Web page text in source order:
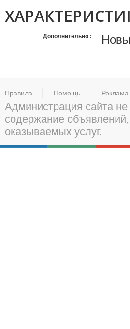
Дополнительно
Правила Помощь Реклама
Администрация сайта не
содержание
оказываемых услуг.